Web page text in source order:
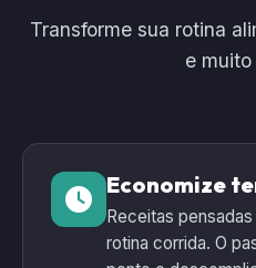
Transforme sua rotina
e muito
Economize
Receitas
rotina corrida. O